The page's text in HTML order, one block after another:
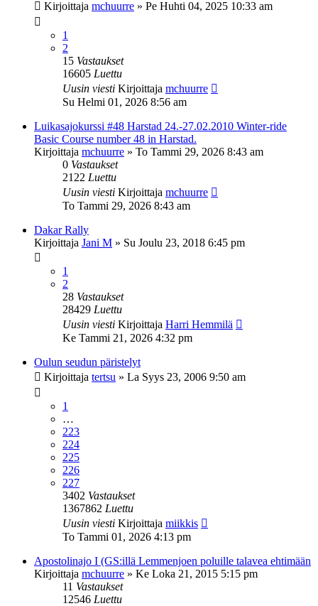
Kirjoittaja mchuurre » Pe Huhti 04, 2025 10:33 am
1
2
15 Vastaukset
16605 Luettu
Uusin viesti Kirjoittaja mchuurre
Su Helmi 01, 2026 8:56 am
Luikasajokurssi #48 Harstad 24.-27.02.2010 Winter-ride
Basic Course number 48 in Harstad.
Kirjoittaja mchuurre » To Tammi 29, 2026 8:43 am
0 Vastaukset
2122 Luettu
Uusin viesti Kirjoittaja mchuurre
To Tammi 29, 2026 8:43 am
Dakar Rally
Kirjoittaja Jani M » Su Joulu 23, 2018 6:45 pm
1
2
28 Vastaukset
28429 Luettu
Uusin viesti Kirjoittaja Harri Hemmilä
Ke Tammi 21, 2026 4:32 pm
Oulun seudun päristelyt
Kirjoittaja tertsu » La Syys 23, 2006 9:50 am
1
…
223
224
225
226
227
3402 Vastaukset
1367862 Luettu
Uusin viesti Kirjoittaja miikkis
To Tammi 01, 2026 4:13 pm
Apostolinajo I (GS:illä Lemmenjoen poluille talavea ehtimään
Kirjoittaja mchuurre » Ke Loka 21, 2015 5:15 pm
11 Vastaukset
12546 Luettu